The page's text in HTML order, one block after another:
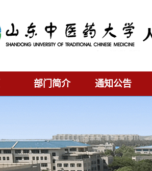
部门简介 通知公告